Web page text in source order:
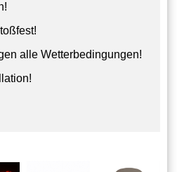
alle Wetterbedingungen!